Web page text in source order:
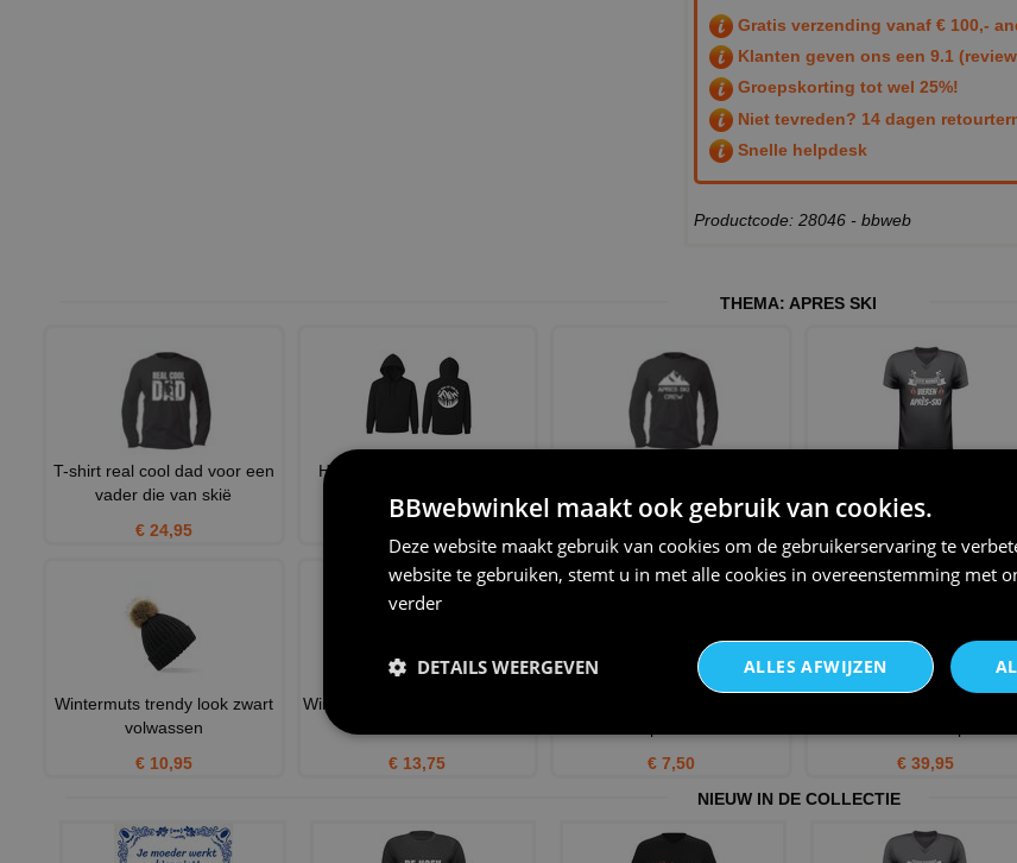
Gratis verzending vanaf € 100,-
Klanten geven ons een 9.1
Groepskorting tot wel 25%!
Niet tevreden? 14 dagen
Snelle helpdesk
Productcode: 28046 - bbweb
THEMA: APRES SKI
T-shirt real cool dad voor een
vader die van skië
€ 24,95
Hoodie see you on the top
€ 39,95
mouw
v-hals shirt heren
Wintermuts trendy look zwart
volwassen
€ 10,95
Wintermutsen stijlvol klassieke
voor volwassen ret
€ 13,75
€ 7,50
€ 39,95
NIEUW IN DE COLLECTIE
BBwebwinkel maakt ook gebruik van cookies.
Deze website maakt gebruik van cookies om de gebruikerservaring te
website te gebruiken, stemt u in met alle cookies in overeenstemming met
verder
ALLES AFWIJZEN
DETAILS WEERGEVEN